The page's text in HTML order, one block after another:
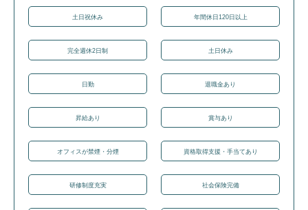
土日祝休み 年間休日120日以上
完全週休2日制 土日休み
日勤 退職金あり
昇給あり 賞与あり
オフィスが禁煙・分煙 資格取得支援・手当てあり
研修制度充実 社会保険完備